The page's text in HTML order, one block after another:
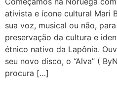
ativista e ícone cultural Mari
sua voz, musical ou não,
preservação da cultura e
étnico nativo da Lapônia.
seu novo disco, o “Alva” (
procura […]